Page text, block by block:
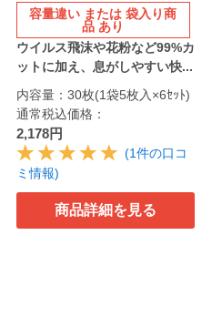
容量違い または 袋入り商
品 あり
ウイルス飛沫や花粉など99%カ
ットに加え、息がしやすい快...
内容量：30枚(1袋5枚入×6ｾｯﾄ)
通常税込価格：
2,178円
(1件の口コ
ミ情報)
商品詳細を見る